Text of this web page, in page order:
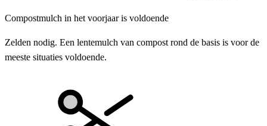
Compostmulch in het voorjaar is voldoende
Zelden nodig. Een lentemulch van compost rond de basis is voor de
meeste situaties voldoende.